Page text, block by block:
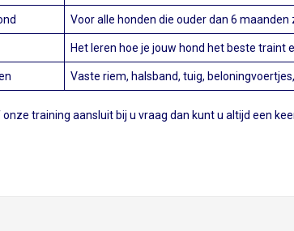
Voor alle honden die ouder dan 6 maanden
Het leren hoe je jouw hond het beste traint
Vaste riem, halsband, tuig,
training aansluit bij u vraag dan kunt u altijd een